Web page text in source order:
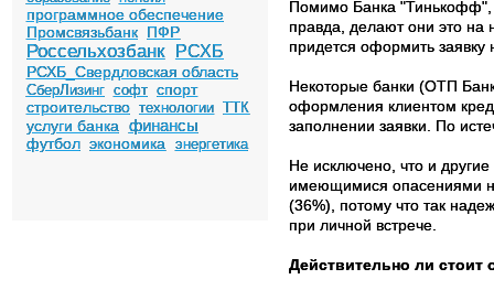
программное обеспечение
Промсвязьбанк ПФР
Россельхозбанк РСХБ
РСХБ_Свердловская область
СберЛизинг софт спорт
строительство технологии ТТК
услуги банка финансы
футбол экономика энергетика
Помимо Банка "Тинькофф",
правда, делают они это на
придется оформить
Некоторые банки (ОТП
оформления клиентом
заполнении заявки. По
Не исключено, что и
имеющимися опасениями
(36%), потому что так
при личной встрече.
Действительно ли стоит